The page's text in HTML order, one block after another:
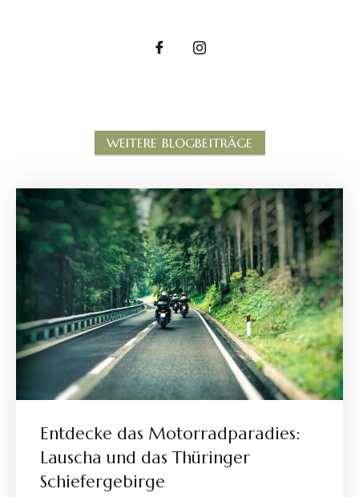
WEITERE BLOGBEITRÄGE
Entdecke das Motorradparadies:
Lauscha und das Thüringer
Schiefergebirge